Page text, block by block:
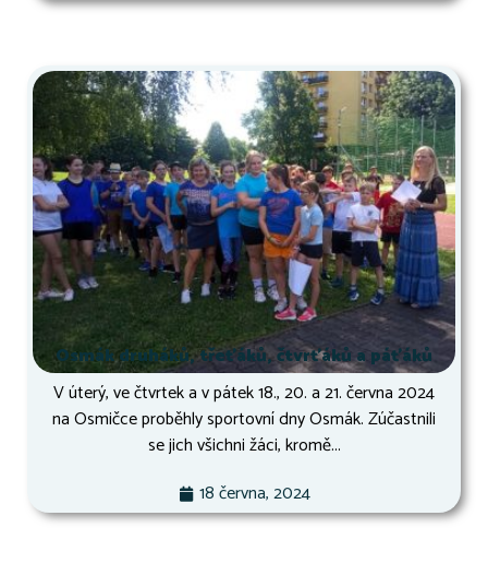
Osmák druháků, třeťáků, čtvrťáků a páťáků
V úterý, ve čtvrtek a v pátek 18., 20. a 21. června 2024
na Osmičce proběhly sportovní dny Osmák. Zúčastnili
se jich všichni žáci, kromě...
18 června, 2024